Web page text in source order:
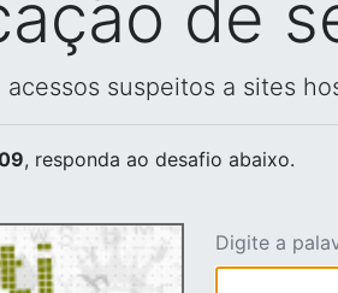
de
suspeitos a sites
, responda ao desafio abaixo.
Digite a